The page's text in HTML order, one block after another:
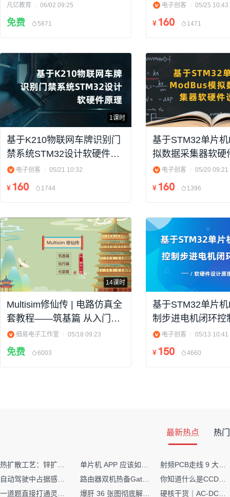
凡亿教育 06/02 09:25
免费 5871
讲解（附件含资料
电子创客 05/25 10:43
¥ 160 1471
1课时
基于K210物联网车牌识别门
禁系统STM32设计软硬件原
理讲解（附件含资料）
电子创客 05/21 10:32
¥ 160 1744
基于STM32单片
拟数据采集器软硬
理讲解（附件含资
电子创客 05/20 09:21
¥ 160 1396
14课时
Multisim修仙传 | 电路仿真全
套教程——筑基篇 从入门到
精通细易电子工作室 05/18 09:23
免费 6003
基于STM32单片
制步进电机闭环控
件设计原理讲解（
料）
电子创客 05/13 10:41
¥ 150 4660
最新热点 热